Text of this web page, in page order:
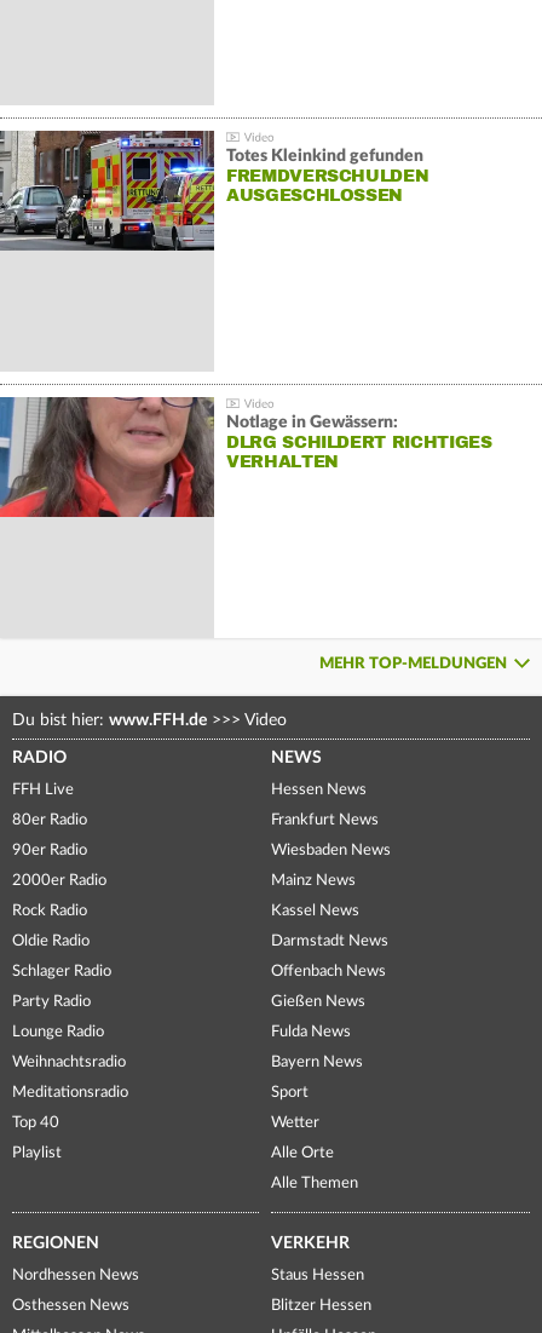
Totes Kleinkind gefunden
FREMDVERSCHULDEN
AUSGESCHLOSSEN
Notlage in Gewässern:
DLRG SCHILDERT RICHTIGES
VERHALTEN
MEHR TOP-MELDUNGEN
Du bist hier: www.FFH.de >>> Video
RADIO
FFH Live
80er Radio
90er Radio
2000er Radio
Rock Radio
Oldie Radio
Schlager Radio
Party Radio
Lounge Radio
Weihnachtsradio
Meditationsradio
Top 40
Playlist
NEWS
Hessen News
Frankfurt News
Wiesbaden News
Mainz News
Kassel News
Darmstadt News
Offenbach News
Gießen News
Fulda News
Bayern News
Sport
Wetter
Alle Orte
Alle Themen
REGIONEN
Nordhessen News
Osthessen News
VERKEHR
Staus Hessen
Blitzer Hessen